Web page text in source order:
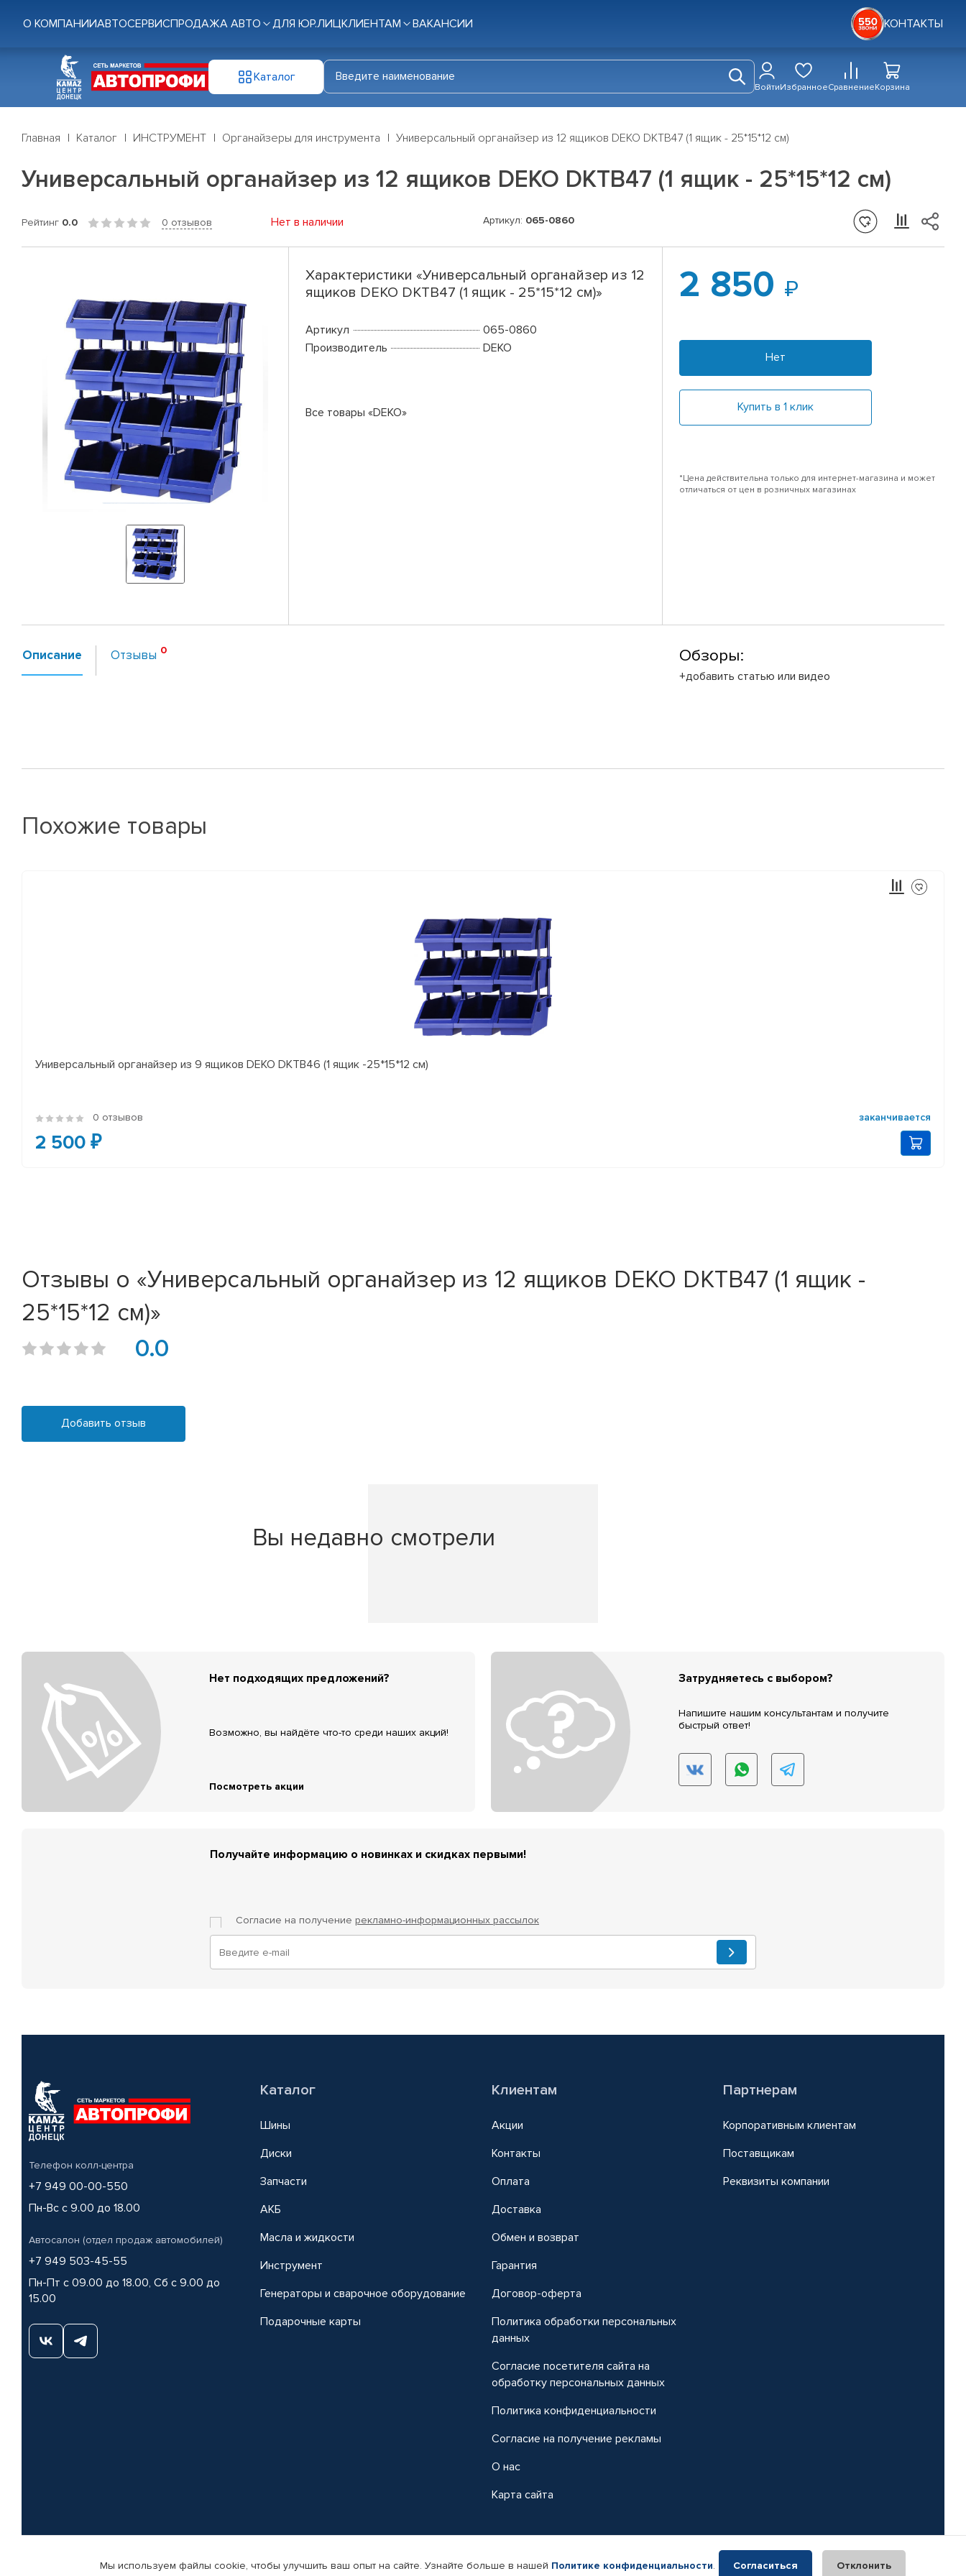
О КОМПАНИИАВТОСЕРВИСПРОДАЖА АВТО ДЛЯ ЮР.ЛИЦКЛИЕНТАМ ВАКАНСИИ КОНТАКТЫ
Каталог
ВойтиИзбранноеСравнениеКорзина
Главная Каталог ИНСТРУМЕНТ Органайзеры для инструмента Универсальный органайзер из 12 ящиков DEKO DKTB47 (1 ящик - 25*15*12 см)
Универсальный органайзер из 12 ящиков DEKO DKTB47 (1 ящик - 25*15*12 см)
Рейтинг 0.0 0 отзывов Нет в наличии Артикул: 065-0860
Характеристики «Универсальный органайзер из 12
ящиков DEKO DKTB47 (1 ящик - 25*15*12 см)»
Артикул
065-0860
Производитель
DEKO
Все товары «DEKO»
2 850
Нет
Купить в 1 клик
*Цена действительна только для интернет-магазина и может
отличаться от цен в розничных магазинах
Описание Отзывы Обзоры:
+добавить статью или видео
Похожие товары
Универсальный органайзер из 9 ящиков DEKO DKTB46 (1 ящик -25*15*12 см)
0 отзывов заканчивается
2 500 ₽
Отзывы о «Универсальный органайзер из 12 ящиков DEKO DKTB47 (1 ящик -
25*15*12 см)»
0.0
Добавить отзыв
Вы недавно смотрели
Нет подходящих предложений?
Возможно, вы найдёте что-то среди наших акций!
Посмотреть акции
Затрудняетесь с выбором?
Напишите нашим консультантам и получите
быстрый ответ!
Получайте информацию о новинках и скидках первыми!
Согласие на получение рекламно-информационных рассылок
Телефон колл-центра
+7 949 00-00-550
Пн-Вс с 9.00 до 18.00
Автосалон (отдел продаж автомобилей)
+7 949 503-45-55
Пн-Пт с 09.00 до 18.00, Сб с 9.00 до
15.00
Каталог
Шины
Диски
Запчасти
АКБ
Масла и жидкости
Инструмент
Генераторы и сварочное оборудование
Подарочные карты
Клиентам
Акции
Контакты
Оплата
Доставка
Обмен и возврат
Гарантия
Договор-оферта
Политика обработки персональных
данных
Согласие посетителя сайта на
обработку персональных данных
Политика конфиденциальности
Согласие на получение рекламы
О нас
Карта сайта
Партнерам
Корпоративным клиентам
Поставщикам
Реквизиты компании
© КАМАЗ ЦЕНТР ДОНЕЦК, 2015-2026. Все права защищены. Интернет-магазин автомобильных товаров Автопрофи.
Мы используем файлы cookie, чтобы улучшить ваш опыт на сайте. Узнайте больше в нашей Политике конфиденциальности. Согласиться Отклонить